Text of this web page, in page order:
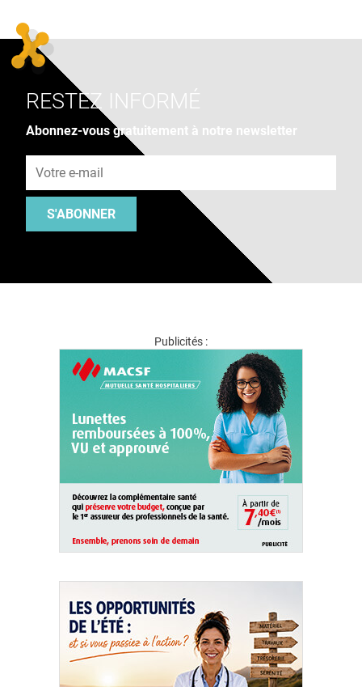
RESTEZ INFORMÉ
Abonnez-vous gratuitement à notre newsletter
S'ABONNER
Publicités :